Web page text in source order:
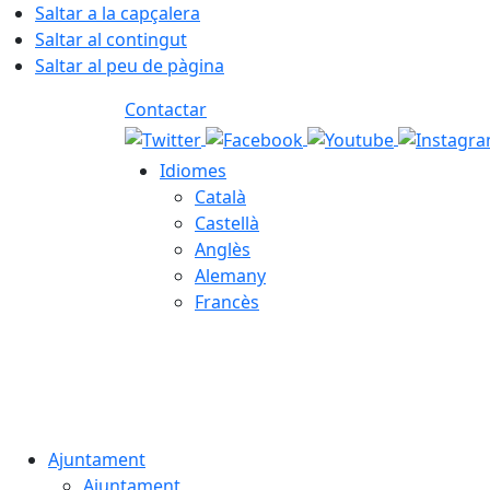
Saltar a la capçalera
Saltar al contingut
Saltar al peu de pàgina
Contactar
Idiomes
Català
Castellà
Anglès
Alemany
Francès
Ajuntament